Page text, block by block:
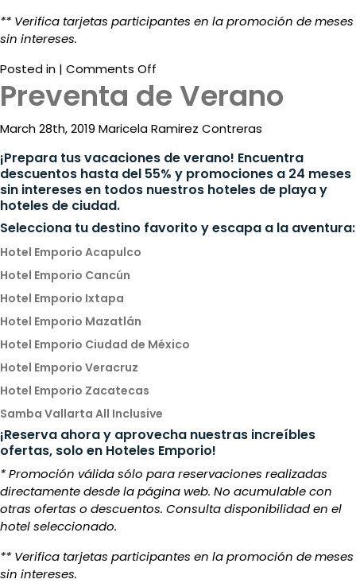
** Verifica tarjetas participantes en la promoción de meses
sin intereses.
Posted in | Comments Off
Promo
Outlet
viajes
Preventa de Verano
March 28th, 2019 Maricela Ramirez Contreras
¡Prepara tus vacaciones de verano! Encuentra
descuentos hasta del 55% y promociones a 24 meses
sin intereses en todos nuestros hoteles de playa y
hoteles de ciudad.
Selecciona tu destino favorito y escapa a la aventura:
Hotel Emporio Acapulco
Hotel Emporio Cancún
Hotel Emporio Ixtapa
Hotel Emporio Mazatlán
Hotel Emporio Ciudad de México
Hotel Emporio Veracruz
Hotel Emporio Zacatecas
Samba Vallarta All Inclusive
¡Reserva ahora y aprovecha nuestras increíbles
ofertas, solo en Hoteles Emporio!
* Promoción válida sólo para reservaciones realizadas
directamente desde la página web. No acumulable con
otras ofertas o descuentos. Consulta disponibilidad en el
hotel seleccionado.
** Verifica tarjetas participantes en la promoción de meses
sin intereses.